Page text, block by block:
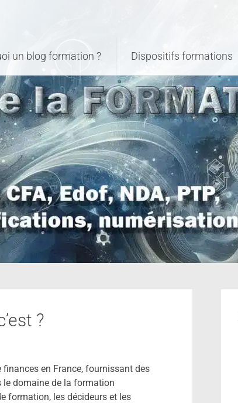
un blog formation ? Dispositifs formations
?
finances en France, fournissant des
le domaine de la formation
formation, les décideurs et les